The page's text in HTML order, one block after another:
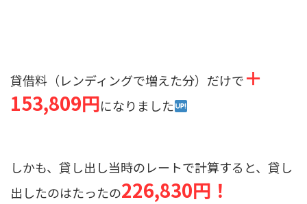
貸借料（レンディングで増えた分）だけで＋
153,809円になりました
しかも、貸し出し当時のレートで計算すると、貸し
出したのはたったの226,830円！